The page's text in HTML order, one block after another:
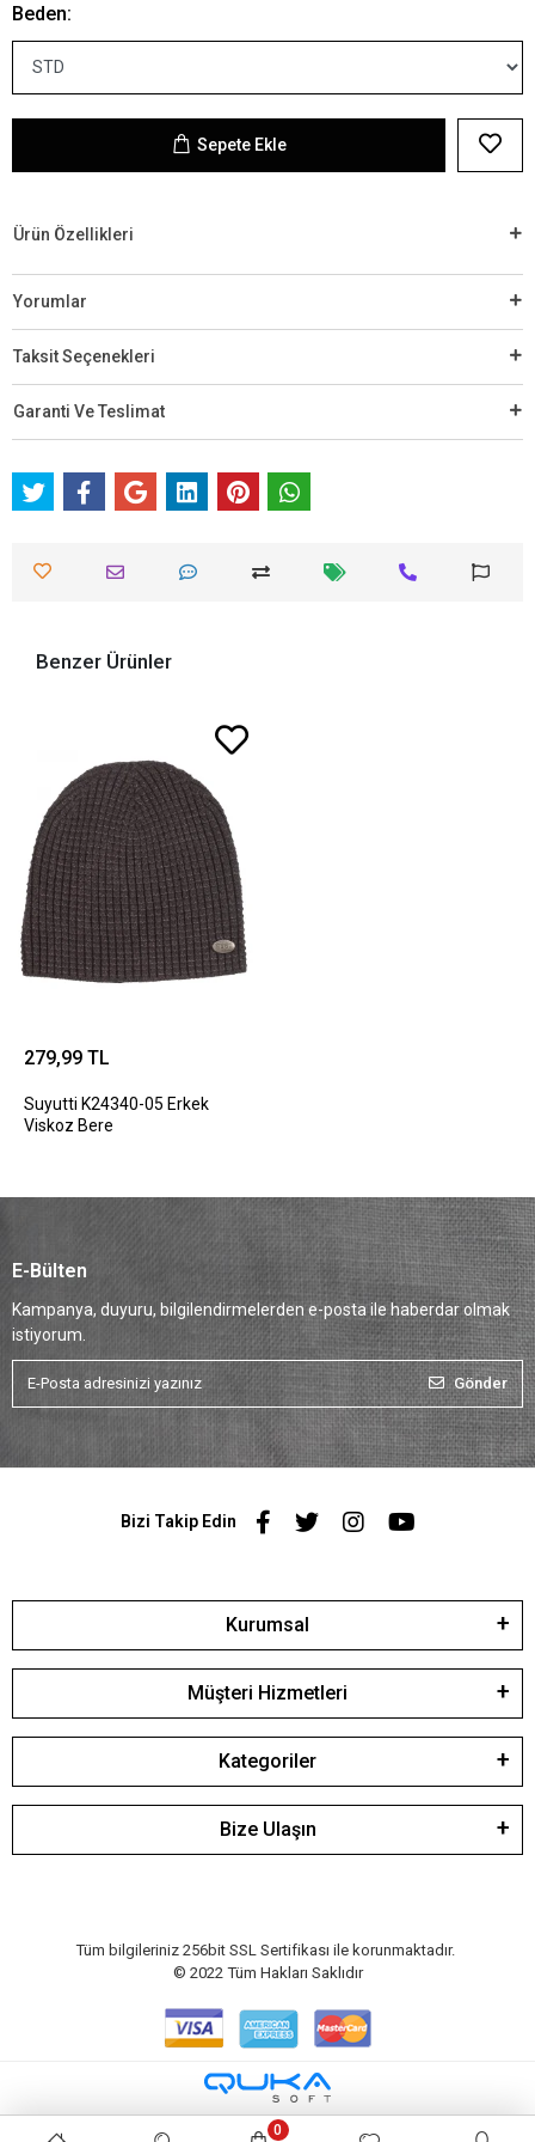
Beden:
Sepete Ekle
Ürün Özellikleri
Yorumlar
Taksit Seçenekleri
Garanti Ve Teslimat
Benzer Ürünler
279,99 TL
Suyutti K24340-05 Erkek
Viskoz Bere
E-Bülten
Kampanya, duyuru, bilgilendirmelerden e-posta ile haberdar olmak
istiyorum.
Gönder
Bizi Takip Edin
Kurumsal
Müşteri Hizmetleri
Kategoriler
Bize Ulaşın
Tüm bilgileriniz 256bit SSL Sertifikası ile korunmaktadır.
© 2022 Tüm Hakları Saklıdır
0